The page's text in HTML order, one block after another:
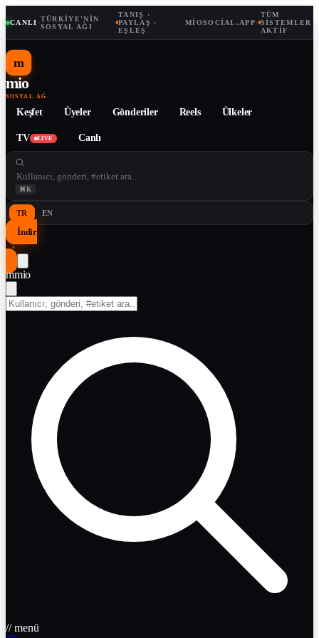
CANLI ·TÜRKIYE'NIN
SOSYAL AĞI
·
TANIŞ ·
PAYLAŞ ·
EŞLEŞ
MIOSOCIAL.APP·
TÜM
SISTEMLER
AKTIF
m
mio
SOSYAL AĞ
Keşfet Üyeler Gönderiler Reels Ülkeler
TV LIVE Canlı
⌘K
TR EN
İndir
↓
mmio
// menü